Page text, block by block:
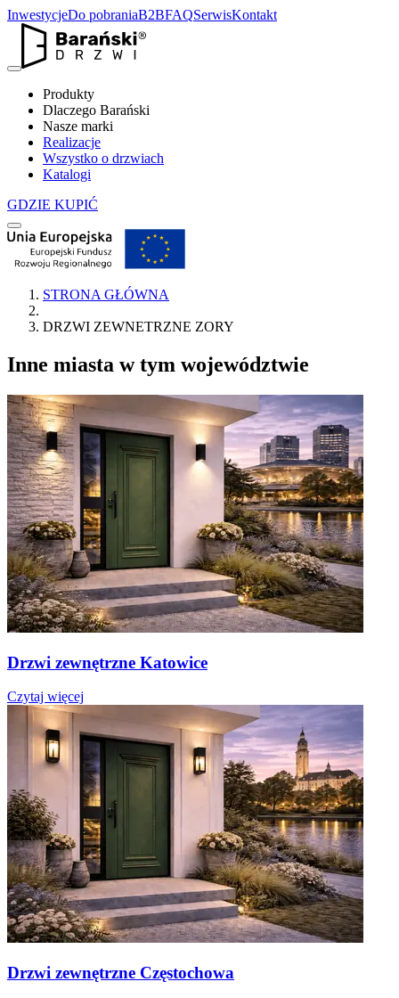
InwestycjeDo pobraniaB2BFAQSerwisKontakt
Produkty
Dlaczego Barański
Nasze marki
Realizacje
Wszystko o drzwiach
Katalogi
GDZIE KUPIĆ
STRONA GŁÓWNA
DRZWI ZEWNETRZNE ZORY
Inne miasta w tym województwie
Drzwi zewnętrzne Katowice
Czytaj więcej
Drzwi zewnętrzne Częstochowa